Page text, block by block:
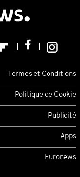
Termes et Conditions
Politique de Cookie
Publicité
Apps
Euronews